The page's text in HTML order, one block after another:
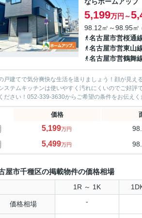
5,199万円～
98.12㎡～98.95㎡
名古屋市営桜通
名古屋市営東山
名古屋市営鶴舞
戸建てで気分爽快な生活を送りましょう！顔が見
ステムキッチンは使いやすく汚れにくいのでご好
ださい！052-339-3630からご希望の条件をお伝え
価格
5,199万円
5,499万円
屋市千種区の掲載物件の価格相場
1R ～ 1K
価格相場 -